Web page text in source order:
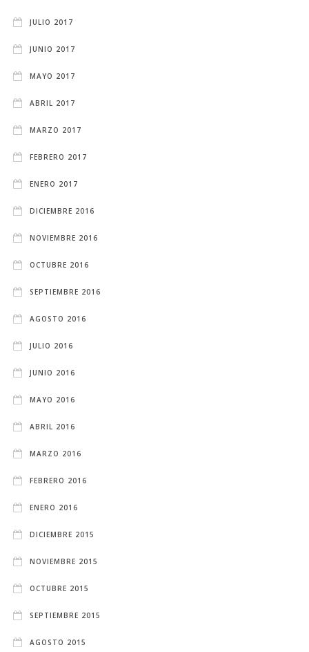
JULIO 2017
JUNIO 2017
MAYO 2017
ABRIL 2017
MARZO 2017
FEBRERO 2017
ENERO 2017
DICIEMBRE 2016
NOVIEMBRE 2016
OCTUBRE 2016
SEPTIEMBRE 2016
AGOSTO 2016
JULIO 2016
JUNIO 2016
MAYO 2016
ABRIL 2016
MARZO 2016
FEBRERO 2016
ENERO 2016
DICIEMBRE 2015
NOVIEMBRE 2015
OCTUBRE 2015
SEPTIEMBRE 2015
AGOSTO 2015